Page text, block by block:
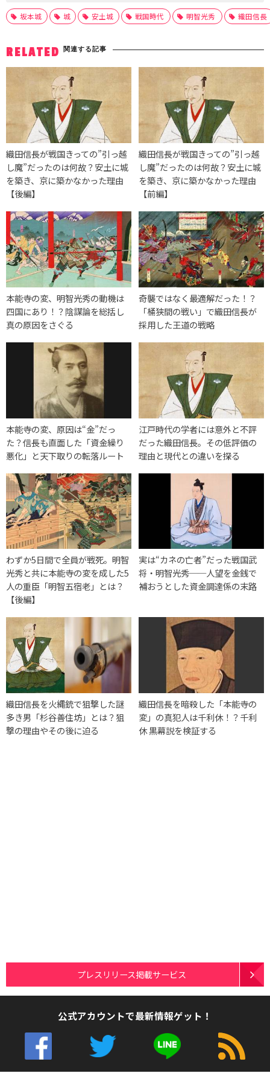
坂本城 城 安土城 戦国時代 明智光秀 織田信長
RELATED 関連する記事
織田信長が戦国きっての”引っ越
し魔”だったのは何故？安土に城
を築き、京に築かなかった理由
【後編】
織田信長が戦国きっての”引っ越
し魔”だったのは何故？安土に城
を築き、京に築かなかった理由
【前編】
本能寺の変、明智光秀の動機は
四国にあり！？陰謀論を総括し
真の原因をさぐる
奇襲ではなく最適解だった！？
「桶狭間の戦い」で織田信長が
採用した王道の戦略
本能寺の変、原因は“金”だっ
た？信長も直面した「資金繰り
悪化」と天下取りの転落ルート
江戸時代の学者には意外と不評
だった織田信長。その低評価の
理由と現代との違いを探る
わずか5日間で全員が戦死。明智
光秀と共に本能寺の変を成した5
人の重臣「明智五宿老」とは？
【後編】
実は“カネの亡者”だった戦国武
将・明智光秀──人望を金銭で
補おうとした資金調達係の末路
織田信長を火縄銃で狙撃した謎
多き男「杉谷善住坊」とは？狙
撃の理由やその後に迫る
織田信長を暗殺した「本能寺の
変」の真犯人は千利休！？千利
休 黒幕説を検証する
プレスリリース掲載サービス
公式アカウントで最新情報ゲット！